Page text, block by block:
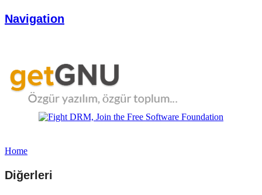
Navigation
Home
Diğerleri